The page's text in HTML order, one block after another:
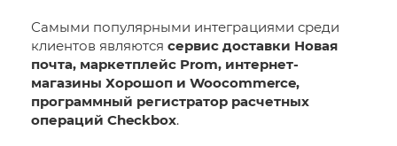
Самыми популярными интеграциями среди
клиентов являются сервис доставки Новая
почта, маркетплейс Prom, интернет-
магазины Хорошоп и Woocommerce,
программный регистратор расчетных
операций Checkbox.